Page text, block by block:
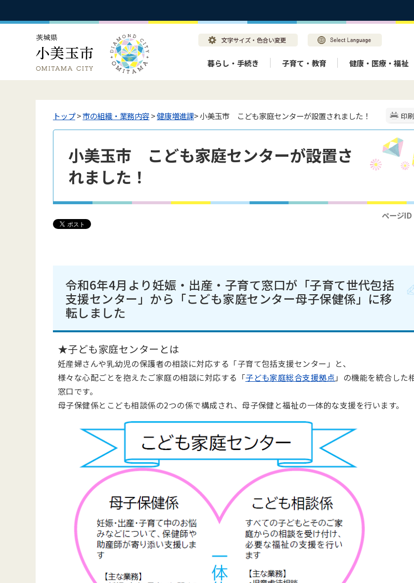
暮らし・手続き 子育て・教育 健康・医療・福祉
印
トップ>市の組織・業務内容>健康増進課> 小美玉市 こども家庭センターが設置されました！
小美玉市 こども家庭センターが設置さ
れました！
ページ
令和6年4月より妊娠・出産・子育て窓口が「子育て世代包括
支援センター」から「こども家庭センター母子保健係」に移
転しました
★子ども家庭センターとは
妊産婦さんや乳幼児の保護者の相談に対応する「子育て包括支援センター」と、
様々な心配ごとを抱えたご家庭の相談に対応する「子ども家庭総合支援拠点 」の機能を統合した
窓口です。
母子保健係とこども相談係の2つの係で構成され、母子保健と福祉の一体的な支援を行います。